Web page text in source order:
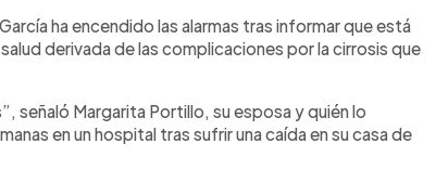
ha encendido las alarmas tras informar que está
derivada de las complicaciones por la cirrosis que
señaló Margarita Portillo, su esposa y quién lo
en un hospital tras sufrir una caída en su casa de